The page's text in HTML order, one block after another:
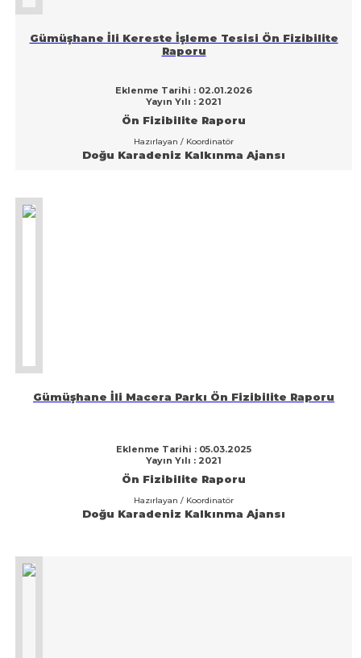
Gümüşhane İli Kereste İşleme Tesisi Ön Fizibilite
Raporu
Eklenme Tarihi : 02.01.2026
Yayın Yılı : 2021
Ön Fizibilite Raporu
Hazırlayan / Koordinatör
Doğu Karadeniz Kalkınma Ajansı
Gümüşhane İli Macera Parkı Ön Fizibilite Raporu
Eklenme Tarihi : 05.03.2025
Yayın Yılı : 2021
Ön Fizibilite Raporu
Hazırlayan / Koordinatör
Doğu Karadeniz Kalkınma Ajansı